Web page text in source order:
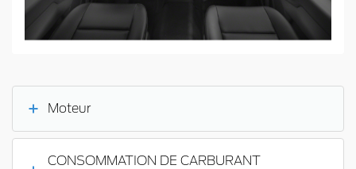
Moteur
CONSOMMATION DE CARBURANT